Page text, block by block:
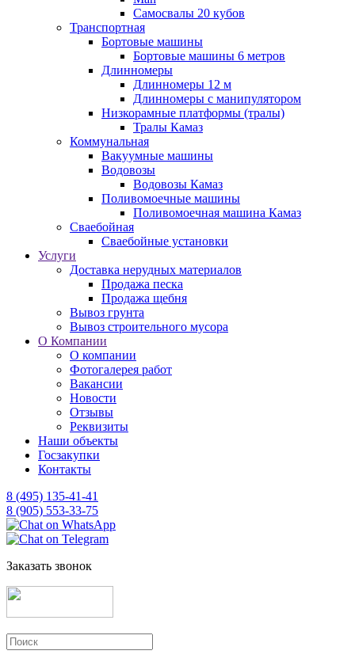
Самосвалы 20 кубов
Транспортная
Бортовые машины
Бортовые машины 6 метров
Длинномеры
Длинномеры 12 м
Длинномеры с манипулятором
Низкорамные платформы (тралы)
Тралы Камаз
Коммунальная
Вакуумные машины
Водовозы
Водовозы Камаз
Поливомоечные машины
Поливомоечная машина Камаз
Сваебойная
Сваебойные установки
Услуги
Доставка нерудных материалов
Продажа песка
Продажа щебня
Вывоз грунта
Вывоз строительного мусора
О Компании
О компании
Фотогалерея работ
Вакансии
Новости
Отзывы
Реквизиты
Наши объекты
Госзакупки
Контакты
8 (495) 135-41-41
8 (905) 553-33-75
Заказать звонок